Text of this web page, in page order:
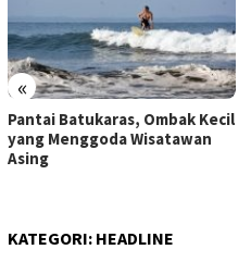
«
Pantai Batukaras, Ombak Kecil
yang Menggoda Wisatawan
Asing
KATEGORI: HEADLINE